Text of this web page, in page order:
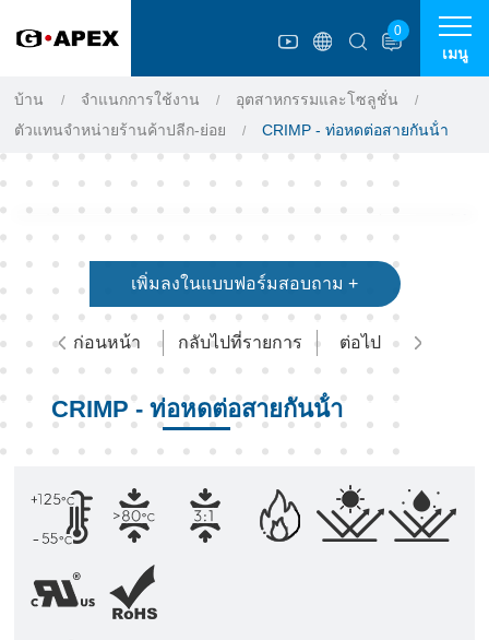
เมนู
0
บ้าน จำแนกการใช้งาน
อุตสาหกรรมและโซลูชั่น
ตัวแทนจำหน่ายร้านค้าปลีก-ย่อย
CRIMP - ท่อหดต่อสายกันน้ํา
เพิ่มลงในแบบฟอร์มสอบถาม +
ก่อนหน้า กลับไปที่รายการ ต่อไป
CRIMP - ท่อหดต่อสายกันน้ํา